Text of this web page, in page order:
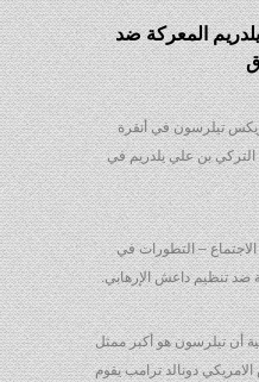
المعركة ضد
ريكس تيلرسون في أنقرة
بن علي يلدريم في
– التطورات في
ضد تنظيم داعش الإرهابي.
أن تيلرسون هو أكبر ممثل
دونالد ترامب يقوم